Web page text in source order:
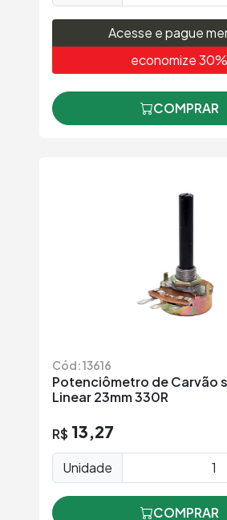
Acesse e pague
economize 30%
COMPRAR
Cód: 13616
Potenciômetro de Carvão
Linear 23mm 330R
R$ 13,27
Unidade
COMPRAR